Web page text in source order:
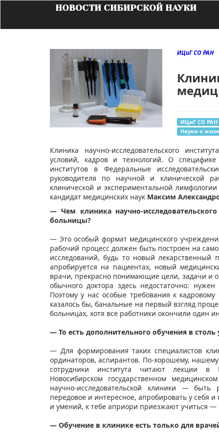
НОВОСТИ СИБИРСКОЙ НАУКИ
ИЦиГ СО РАН
ИЦиГ СО РАН
Науки о
Клиника научно-исследовательского
условий, кадров и технологий. О
институтов в Федеральные
руководителя по научной и клинической
клинической и экспериментальной
кандидат медицинских наук Максим
— Чем клиника научно-
больницы?
— Это особый формат медицинского
рабочий процесс должен быть построен на
исследований, будь то новый
апробируется на пациентах, новый
врачи, прекрасно понимающие цели, задачи и
обычного доктора здесь недостаточно:
Поэтому у нас особые требования к
казалось бы, банальные на первый взгляд
больницах, хотя все работники окончили один
— То есть дополнительного обучения в
— Для формирования таких специалистов
ординаторов, аспирантов. По-хорошему,
сотрудники института читают лекции в
Новосибирском государственном
научно-исследовательской клиники —
передовое и интересное, апробировать у себя
и умений, к тебе априори приезжают учиться —
— Обучение в клинике есть только для